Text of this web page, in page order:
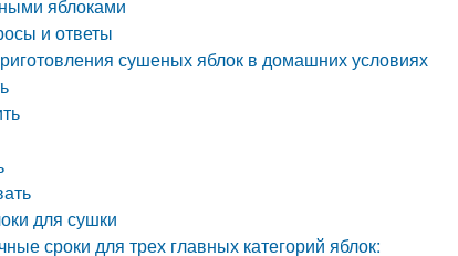
яблоками
и ответы
сушеных яблок в домашних условиях
для сушки
сроки для трех главных категорий яблок: